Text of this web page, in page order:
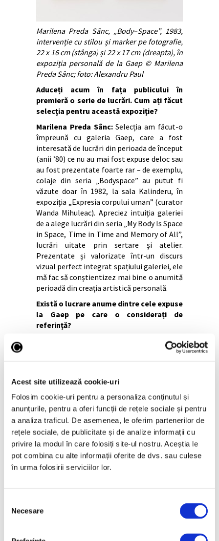
Acest site utilizează cookie-uri
Folosim cookie-uri pentru a personaliza conținutul și
anunțurile, pentru a oferi funcții de rețele sociale și pentru
a analiza traficul. De asemenea, le oferim partenerilor de
rețele sociale, de publicitate și de analize informații cu
privire la modul în care folosiți site-ul nostru. Aceștia le
pot combina cu alte informații oferite de dvs. sau culese
în urma folosirii serviciilor lor.
consimțământului
Necesare
Marilena Preda Sânc, „Body–Space”, 1983,
intervenție cu stilou și marker pe fotografie,
22 x 16 cm (stânga) și 22 x 17 cm (dreapta), în
expoziția personală de la Gaep © Marilena
Preda Sânc; foto: Alexandru Paul
Aduceți acum în fața publicului în
premieră o serie de lucrări. Cum ați făcut
selecția pentru această expoziție?
Marilena Preda Sânc:Selecția am făcut-o
împreună cu galeria Gaep, care a fost
interesată de lucrări din perioada de început
(anii ’80) ce nu au mai fost expuse deloc sau
au fost prezentate foarte rar – de exemplu,
colaje din seria „Bodyspace” au putut fi
văzute doar în 1982, la sala Kalinderu, în
expoziția „Expresia corpului uman” (curator
Wanda Mihuleac). Apreciez intuiția galeriei
de a alege lucrări din seria „My Body Is Space
in Space, Time in Time and Memory of All”,
lucrări uitate prin sertare și atelier.
Prezentate și valorizate într-un discurs
vizual perfect integrat spațiului galeriei, ele
mă fac să conștientizez mai bine o anumită
perioadă din creația artistică personală.
Există o lucrare anume dintre cele expuse
la Gaep pe care o considerați de
referință?
Marilena Preda Sânc: Fiecare dintre lucrările
prezente în expoziție a însemnat începutul
din seria „Bodyspace”… Dar cartea de artist
„Crochiul minții” (text și imagine în
serigrafie) reprezintă o sinteză a
consubstanțialității femeie-natură și este
un construct vizual metaforic senzorial-
spiritual care și-a găsit în decursul anilor
diverse formule de reprezentare vizuală, în
mai multe medium-uri artistice, de la
pictură la video.